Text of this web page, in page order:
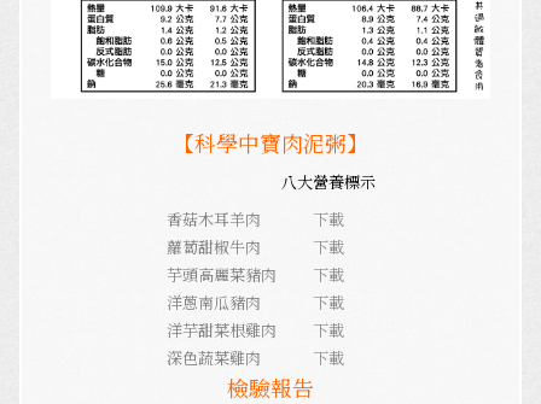
【科學中寶肉泥粥】
八大營養標示
香菇木耳羊肉
下載
蘿蔔甜椒牛肉
下載
芋頭高麗菜豬肉
下載
洋蔥南瓜豬肉
下載
洋芋甜菜根雞肉
下載
深色蔬菜雞肉
下載
檢驗報告